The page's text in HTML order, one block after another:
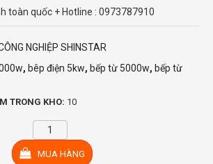
toàn quốc + Hotline : 0973787910
NGHIỆP SHINSTAR
, bêp điện 5kw, bếp từ 5000w, bếp từ
TRONG KHO: 10
Bếp
từ
công
MUA HÀNG